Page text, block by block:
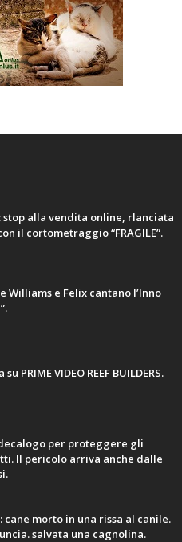
stop alla vendita online, rlanciata
il cortometraggio “FRAGILE”.
Williams e Felix cantano l’Inno
PRIME VIDEO REEF BUILDERS.
per proteggere gli
Il pericolo arriva anche dalle
cane morto in una rissa al canile.
salvata una cagnolina.